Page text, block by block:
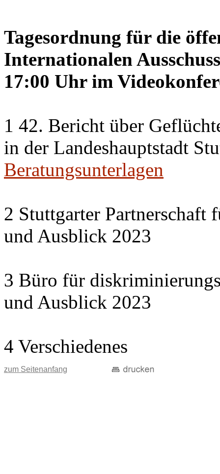
Tagesordnung für die
Internationalen
17:00 Uhr im
1 42. Bericht über
in der Landeshauptstadt
Beratungsunterlagen
2 Stuttgarter Partnerschaft
und Ausblick 2023
3 Büro für
und Ausblick 2023
4 Verschiedenes
zum Seitenanfang